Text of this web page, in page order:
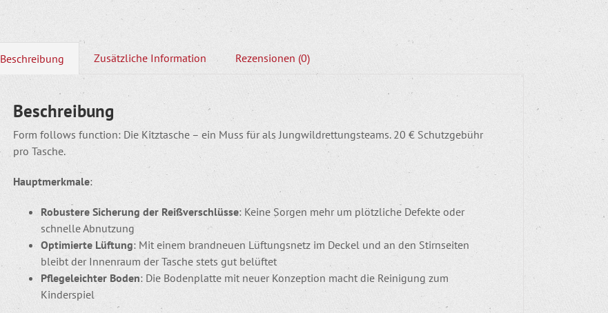
Beschreibung Zusätzliche Information Rezensionen (0)
Beschreibung
Form follows function: Die Kitztasche – ein Muss für als Jungwildrettungsteams. 20 € Schutzgebühr
pro Tasche.
Hauptmerkmale:
Robustere Sicherung der Reißverschlüsse: Keine Sorgen mehr um plötzliche Defekte oder
schnelle Abnutzung
Optimierte Lüftung: Mit einem brandneuen Lüftungsnetz im Deckel und an den Stirnseiten
bleibt der Innenraum der Tasche stets gut belüftet
Pflegeleichter Boden: Die Bodenplatte mit neuer Konzeption macht die Reinigung zum
Kinderspiel